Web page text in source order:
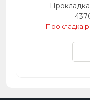
Прокладка